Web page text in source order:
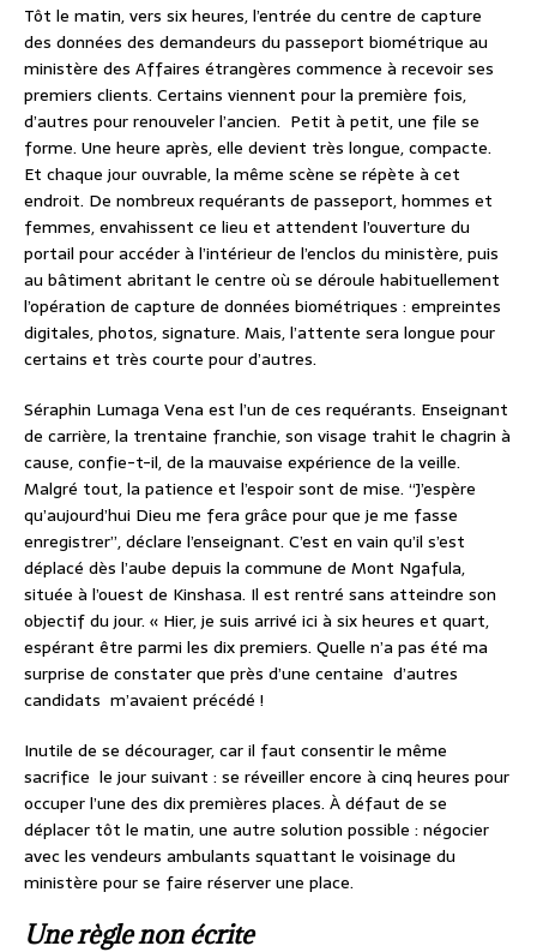
Tôt le matin, vers six heures, l’entrée du centre de capture
des données des demandeurs du passeport biométrique au
ministère des Affaires étrangères commence à recevoir ses
premiers clients. Certains viennent pour la première fois,
d’autres pour renouveler l’ancien. Petit à petit, une file se
forme. Une heure après, elle devient très longue, compacte.
Et chaque jour ouvrable, la même scène se répète à cet
endroit. De nombreux requérants de passeport, hommes et
femmes, envahissent ce lieu et attendent l’ouverture du
portail pour accéder à l’intérieur de l’enclos du ministère, puis
au bâtiment abritant le centre où se déroule habituellement
l’opération de capture de données biométriques : empreintes
digitales, photos, signature. Mais, l’attente sera longue pour
certains et très courte pour d’autres.
Séraphin Lumaga Vena est l’un de ces requérants. Enseignant
de carrière, la trentaine franchie, son visage trahit le chagrin à
cause, confie-t-il, de la mauvaise expérience de la veille.
Malgré tout, la patience et l’espoir sont de mise. ‘‘J’espère
qu’aujourd’hui Dieu me fera grâce pour que je me fasse
enregistrer’’, déclare l’enseignant. C’est en vain qu’il s’est
déplacé dès l’aube depuis la commune de Mont Ngafula,
située à l’ouest de Kinshasa. Il est rentré sans atteindre son
objectif du jour. « Hier, je suis arrivé ici à six heures et quart,
espérant être parmi les dix premiers. Quelle n’a pas été ma
surprise de constater que près d’une centaine d’autres
candidats m’avaient précédé !
Inutile de se décourager, car il faut consentir le même
sacrifice le jour suivant : se réveiller encore à cinq heures pour
occuper l’une des dix premières places. À défaut de se
déplacer tôt le matin, une autre solution possible : négocier
avec les vendeurs ambulants squattant le voisinage du
ministère pour se faire réserver une place.
Une règle non écrite